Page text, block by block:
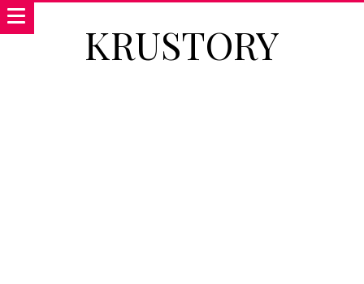
KRUSTORY